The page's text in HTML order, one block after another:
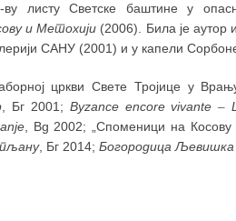
листу Светске баштине у
и Метохији (2006). Била је аутор
САНУ (2001) и у капели
цркви Свете Тројице у
, Бг 2001; Byzance encore vivante–
, Bg 2002; „Споменици на Косову
, Бг 2014; Богородица Љевишка